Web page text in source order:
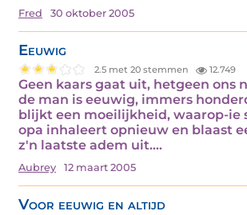
Fred 30 oktober 2005
Eeuwig
2.5 met 20 stemmen 12.749
Geen kaars gaat uit, hetgeen ons
de man is eeuwig, immers
blijkt een moeilijkheid, waarop-ie
opa inhaleert opnieuw en blaast
z'n laatste adem uit.…
Aubrey 12 maart 2005
Voor eeuwig en altijd